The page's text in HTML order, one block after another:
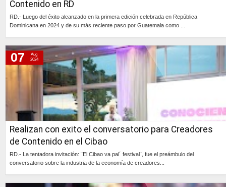
Contenido en RD
RD.- Luego del éxito alcanzado en la primera edición celebrada en República
Dominicana en 2024 y de su más reciente paso por Guatemala como ...
Realizan con exito el conversatorio para Creadores
de Contenido en el Cibao
RD.- La tentadora invitación: ¨El Cibao va pal´ festival¨, fue el preámbulo del
conversatorio sobre la industria de la economía de creadores...
07
Aug
2024